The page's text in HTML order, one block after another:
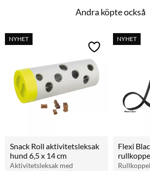
Andra köpte också
Snack Roll aktivitetsleksak
hund 6,5 x 14 cm
Aktivitetsleksak med
NYHET
Lägg till i favoriter
Flexi
svart
NYHET